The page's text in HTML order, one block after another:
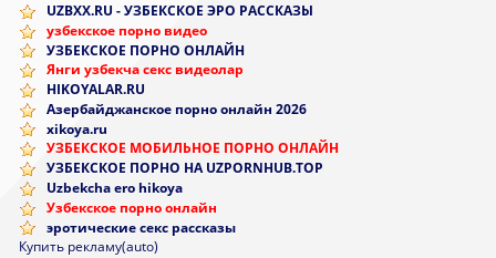
UZBXX.RU - УЗБЕКСКОЕ ЭРО РАССКАЗЫ
узбекское порно видео
УЗБЕКСКОЕ ПОРНО ОНЛАЙН
Янги узбекча секс видеолар
HIKOYALAR.RU
Азербайджанское порно онлайн 2026
xikoya.ru
УЗБЕКСКОЕ МОБИЛЬНОЕ ПОРНО ОНЛАЙН
УЗБЕКСКОЕ ПОРНО НА UZPORNHUB.TOP
Uzbekcha ero hikoya
Узбекское порно онлайн
эротические секс рассказы
Купить рекламу(auto)